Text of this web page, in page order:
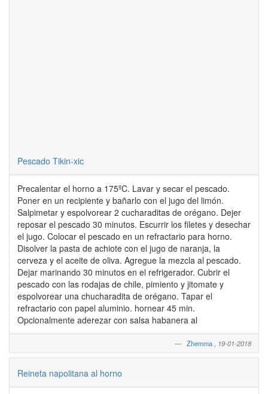
Pescado Tikin-xic
Precalentar el horno a 175ºC. Lavar y secar el pescado.
Poner en un recipiente y bañarlo con el jugo del limón.
Salpimetar y espolvorear 2 cucharaditas de orégano. Dejer
reposar el pescado 30 minutos. Escurrir los filetes y desechar
el jugo. Colocar el pescado en un refractario para horno.
Disolver la pasta de achiote con el jugo de naranja, la
cerveza y el aceite de oliva. Agregue la mezcla al pescado.
Dejar marinando 30 minutos en el refrigerador. Cubrir el
pescado con las rodajas de chile, pimiento y jitomate y
espolvorear una chucharadita de orégano. Tapar el
refractario con papel aluminio. hornear 45 min.
Opcionalmente aderezar con salsa habanera al
Zhemma 19-01-2018
Reineta napolitana al horno